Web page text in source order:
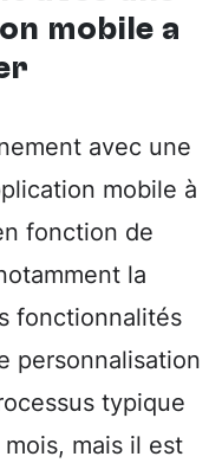
mobile à
avec une
mobile à
fonction de
la
fonctionnalités
personnalisation
typique
mais il est